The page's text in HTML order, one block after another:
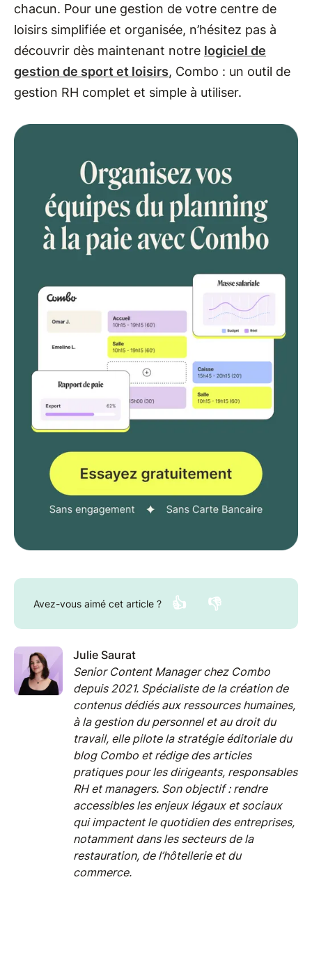
chacun. Pour une gestion de votre centre de
loisirs simplifiée et organisée, n’hésitez pas à
découvrir dès maintenant notre logiciel de
gestion de sport et loisirs, Combo : un outil de
gestion RH complet et simple à utiliser.
Avez-vous aimé cet article ? 👍 👎
Julie Saurat
Senior Content Manager chez Combo
depuis 2021. Spécialiste de la création de
contenus dédiés aux ressources humaines,
à la gestion du personnel et au droit du
travail, elle pilote la stratégie éditoriale du
blog Combo et rédige des articles
pratiques pour les dirigeants, responsables
RH et managers. Son objectif : rendre
accessibles les enjeux légaux et sociaux
qui impactent le quotidien des entreprises,
notamment dans les secteurs de la
restauration, de l’hôtellerie et du
commerce.